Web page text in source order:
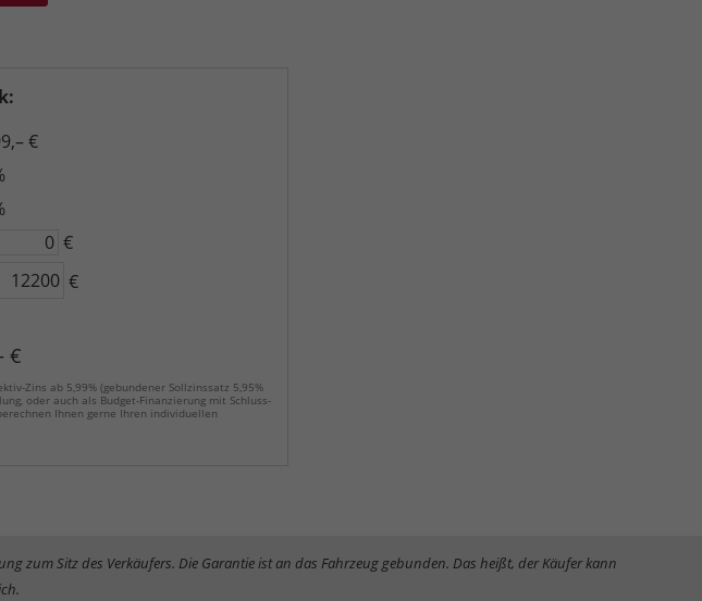
€
€
€
€
Zins ab 5,99% (gebundener Sollzinssatz 5,95%
oder auch als Budget-Finanzierung mit Schluss-
Ihnen gerne Ihren individuellen
zum Sitz des Verkäufers. Die Garantie ist an das Fahrzeug gebunden. Das heißt, der Käufer kann